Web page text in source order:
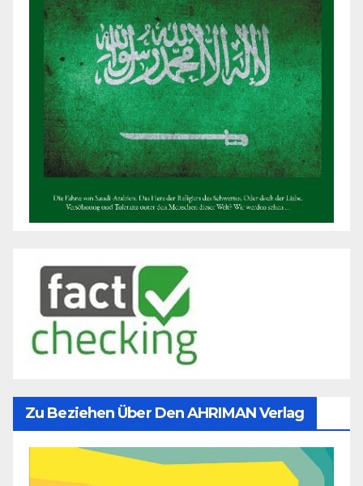
Zu Beziehen Über Den AHRIMAN Verlag